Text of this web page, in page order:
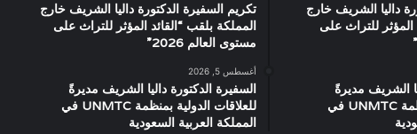
داليا الشريف خارج
المؤثر للتراث على
الشريف مديرةً
للعلاقات الدولية بمنظمة UNMTC في
تكريم السفيرة الدكتورة داليا الشريف خارج
المملكة بلقب “القائد المؤثر للتراث على
مستوى العالم 2026”
أغسطس 5, 2026
السفيرة الدكتورة داليا الشريف مديرةً
للعلاقات الدولية بمنظمة UNMTC في
المملكة العربية السعودية